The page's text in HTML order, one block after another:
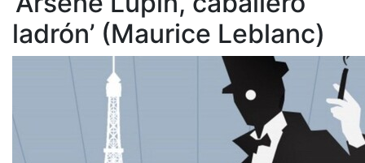
ladrón’ (Maurice Leblanc)